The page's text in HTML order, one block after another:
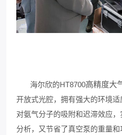
海尔欣的HT8700高精度大
开放式光腔，拥有强大的环境
对氨气分子的吸附和迟滞效应
分析，又节省了真空泵的重量